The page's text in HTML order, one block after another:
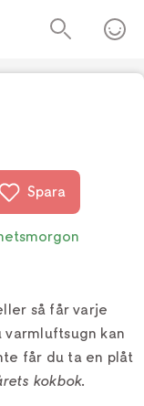
Spara
så får varje
kan
får du ta en plåt
kokbok.